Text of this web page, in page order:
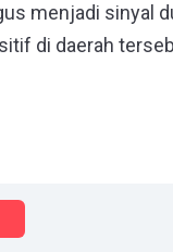
menjadi sinyal
di daerah